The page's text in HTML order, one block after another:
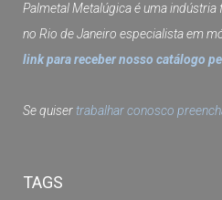
Palmetal Metalúgica é uma
no Rio de Janeiro especialista em
link para receber nosso catálogo
Se quisertrabalhar conosco
TAGS